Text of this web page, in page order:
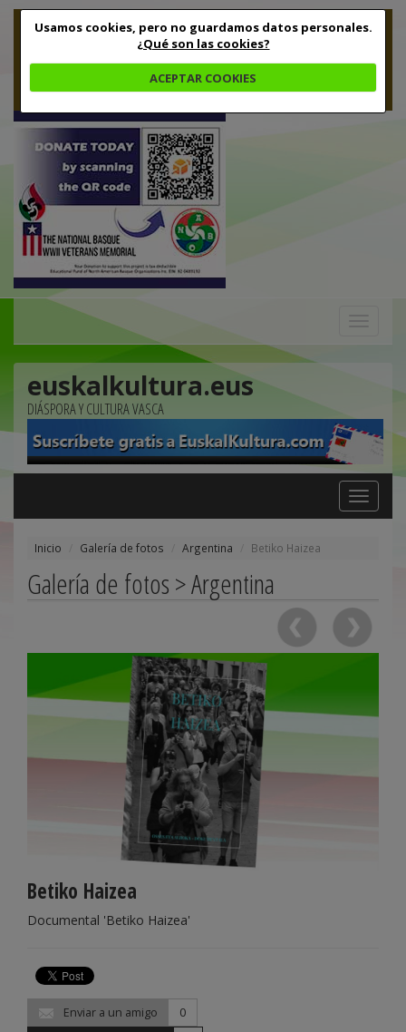
Usamos cookies, pero no guardamos datos personales.
¿Qué son las cookies?
ACEPTAR COOKIES
euskalkultura.eus
DIÁSPORA Y CULTURA VASCA
Toggle
navigation
Inicio Galería de fotos Argentina Betiko Haizea
Galería de fotos > Argentina
Betiko Haizea
Documental 'Betiko Haizea'
Enviar a un amigo
0